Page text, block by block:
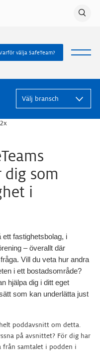
vidare
välja SafeTeam?
som
i
fastighetsbolag, i
– överallt där
Vill du veta hur andra
i ett bostadsområde?
hjälpa dig i ditt eget
som kan underlätta just
poddavsnitt om detta.
på avsnittet? För dig har
samtalet i podden i